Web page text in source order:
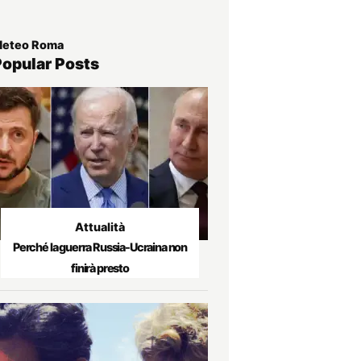
Roma
Posts
Attualità
Perché la guerra Russia-Ucraina non
finirà presto